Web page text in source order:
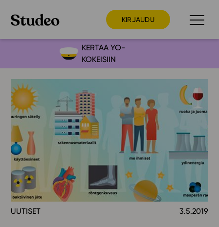
KIRJAUDU
Preppaaja
Opettaja
Opiskelija
Huoltaja
Kokeilutarjous
Ainstain
Alakoulu
Yläkoulu
Lukio
KERTAA YO-
KOKEISIIN
UUTISET 3.5.2019